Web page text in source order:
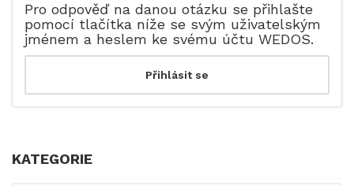
Pro odpověď na danou otázku se přihlašte
pomocí tlačítka níže se svým uživatelským
jménem a heslem ke svému účtu WEDOS.
KATEGORIE